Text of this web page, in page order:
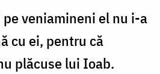
veniamineni el nu i-a
cu ei, pentru că
plăcuse lui Ioab.